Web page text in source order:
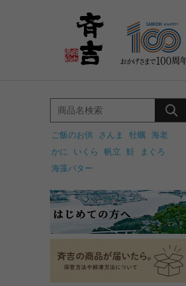
ご飯のお供 さんま 牡蠣 海老
かに
いくら 帆立 鮭
まぐろ
海藻バター